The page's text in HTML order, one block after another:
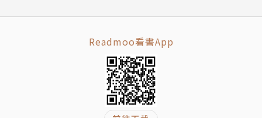
Readmoo看書App